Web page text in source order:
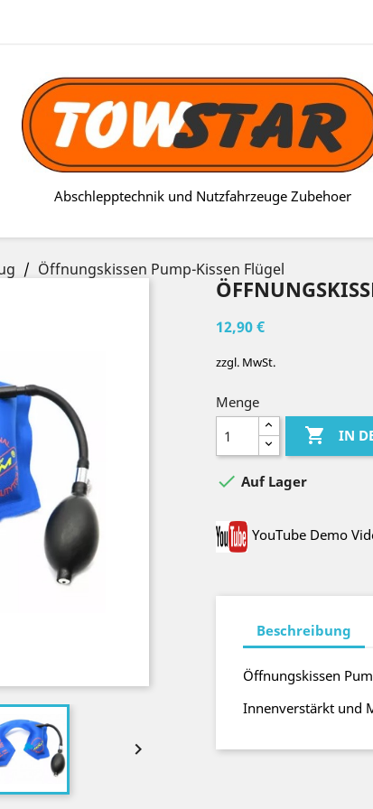
Abschlepptechnik und Nutzfahrzeuge Zubehoer
Öffnungskissen Pump-Kissen Flügel

12,90 €
zzgl. MwSt.
Menge
 IN
 Auf Lager
YouTube Demo
Beschreibung
Öffnungskissen
Innenverstärkt und